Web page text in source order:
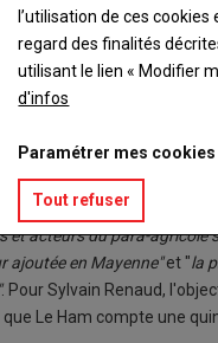
? Pari relevé pour
a pu se lancer au vu du
proposé comme tête de
a été élu avec l'un des
dont lui. Ce qui a toute
et acteurs du para-agricole
ajoutée en Mayenne"et "la
. Pour Sylvain Renaud,
Le Ham compte une
l’utilisation de ces
regard des finalités
utilisant le lien « Modifier
d'infos
Paramétrer mes cookies
Tout refuser